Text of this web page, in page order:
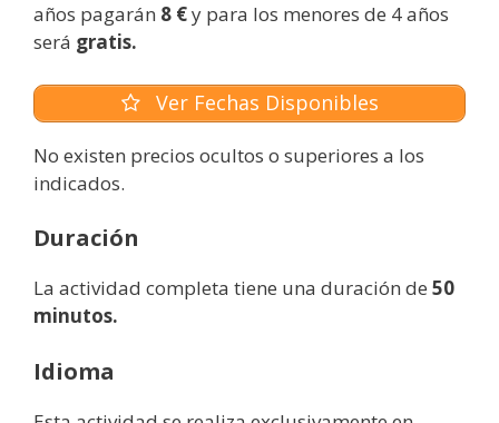
años pagarán 8 €y para los menores de 4 años
será gratis.
Ver Fechas Disponibles
No existen precios ocultos o superiores a los
indicados.
Duración
La actividad completa tiene una duración de 50
minutos.
Idioma